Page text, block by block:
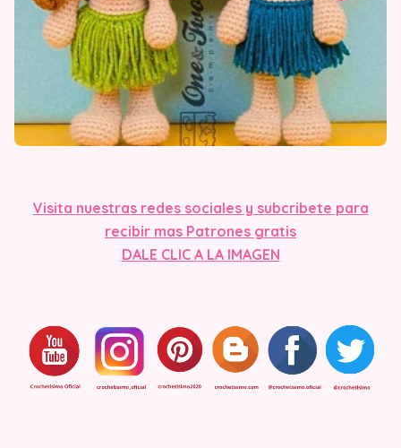
Visita nuestras redes sociales y subcribete para
recibir mas Patrones gratis
DALE CLIC A LA IMAGEN